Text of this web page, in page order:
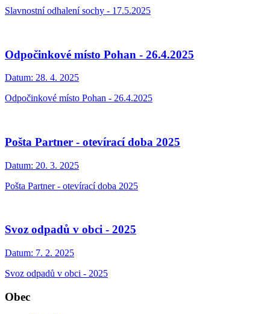
Slavnostní odhalení sochy - 17.5.2025
Odpočinkové místo Pohan - 26.4.2025
Datum: 28. 4. 2025
Odpočinkové místo Pohan - 26.4.2025
Pošta Partner - otevírací doba 2025
Datum: 20. 3. 2025
Pošta Partner - otevírací doba 2025
Svoz odpadů v obci - 2025
Datum: 7. 2. 2025
Svoz odpadů v obci - 2025
Obec